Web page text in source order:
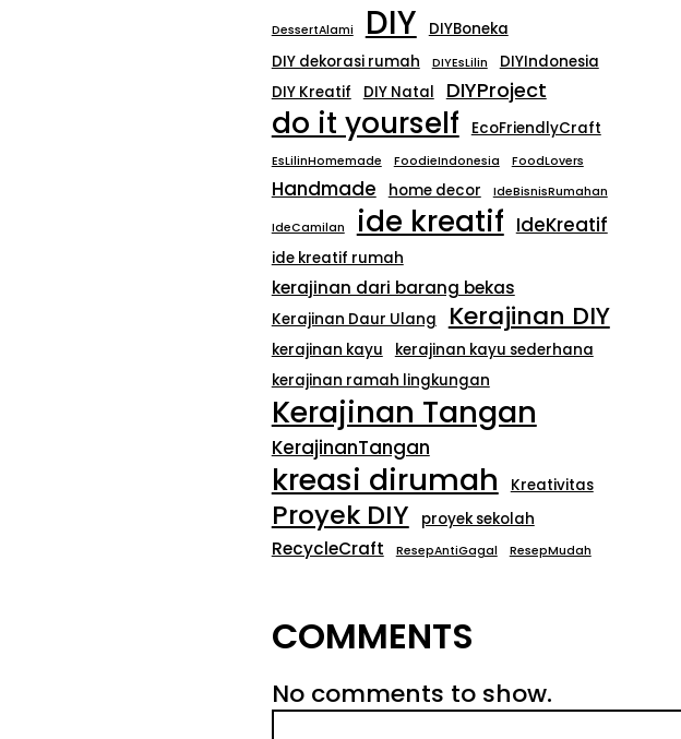
DessertAlami DIY
DIYBoneka
DIY dekorasi rumah
DIYEsLilin
DIYIndonesia
DIY Kreatif
DIY Natal DIYProject
do it yourself EcoFriendlyCraft
EsLilinHomemade FoodieIndonesia FoodLovers
Handmade home decor IdeBisnisRumahan
IdeCamilan ide kreatif IdeKreatif
ide kreatif rumah
kerajinan dari barang bekas
Kerajinan Daur Ulang Kerajinan DIY
kerajinan kayu
kerajinan kayu sederhana
kerajinan ramah lingkungan
Kerajinan Tangan
KerajinanTangan
kreasi dirumah Kreativitas
Proyek DIY proyek sekolah
RecycleCraft ResepAntiGagal ResepMudah
COMMENTS
No comments to show.
S